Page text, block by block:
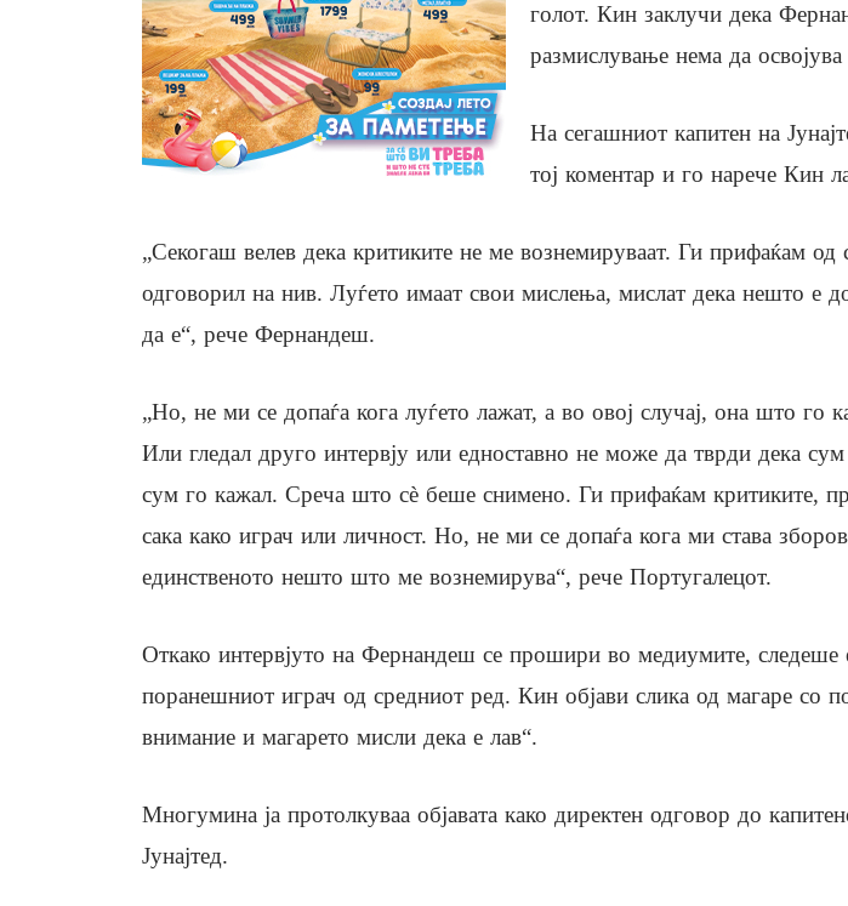
голот. Кин заклучи дека
размислување нема да
На сегашниот капитен на
тој коментар и го нарече Кин
„Секогаш велев дека критиките не ме вознемируваат. Ги прифаќам
одговорил на нив. Луѓето имаат свои мислења, мислат дека нешто е
да е“, рече Фернандеш.
„Но, не ми се допаѓа кога луѓето лажат, а во овој случај, она што го
Или гледал друго интервју или едноставно не може да тврди дека
сум го кажал. Среча што сè беше снимено. Ги прифаќам критиките,
сака како играч или личност. Но, не ми се допаѓа кога ми става
единственото нешто што ме вознемирува“, рече Португалецот.
Откако интервјуто на Фернандеш се прошири во медиумите, следеше
поранешниот играч од средниот ред. Кин објави слика од магаре со
внимание и магарето мисли дека е лав“.
Многумина ја протолкуваа објавата како директен одговор до
Јунајтед.